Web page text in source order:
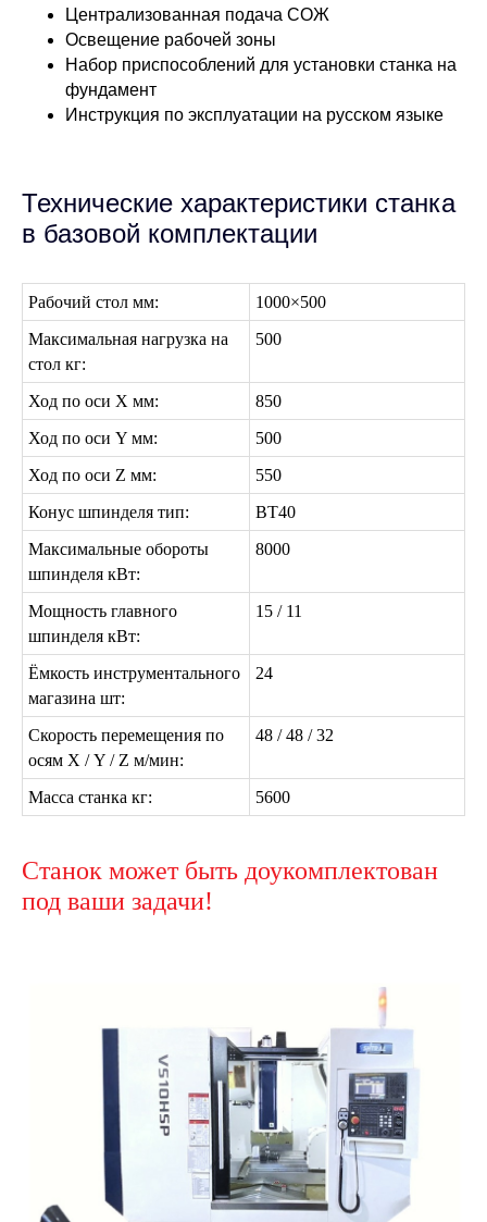
Централизованная подача СОЖ
Освещение рабочей зоны
Набор приспособлений для установки станка на
фундамент
Инструкция по эксплуатации на русском языке
Технические характеристики станка
в базовой комплектации
Рабочий стол мм:
1000×500
Максимальная нагрузка на
стол кг:
500
Ход по оси Х мм:
850
Ход по оси Y мм:
500
Ход по оси Z мм:
550
Конус шпинделя тип:
ВТ40
Максимальные обороты
шпинделя кВт:
8000
Мощность главного
шпинделя кВт:
15 / 11
Ёмкость инструментального
магазина шт:
24
Скорость перемещения по
осям Х / Y / Z м/мин:
48 / 48 / 32
Масса станка кг: 5600
Станок может быть доукомплектован
под ваши задачи!